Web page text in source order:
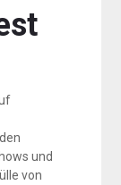
und
von